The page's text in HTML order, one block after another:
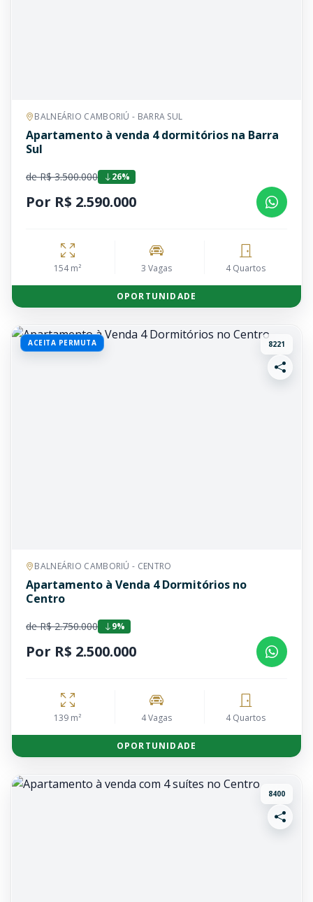
BALNEÁRIO CAMBORIÚ - BARRA SUL
Apartamento à venda 4 dormitórios na Barra
Sul
de R$ 3.500.000 26%
Por R$ 2.590.000
154 m² 3 Vagas 4 Quartos
OPORTUNIDADE
ACEITA PERMUTA 8221
BALNEÁRIO CAMBORIÚ - CENTRO
Apartamento à Venda 4 Dormitórios no
Centro
de R$ 2.750.000 9%
Por R$ 2.500.000
139 m² 4 Vagas 4 Quartos
OPORTUNIDADE
8400